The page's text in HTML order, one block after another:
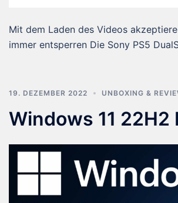
Mit dem Laden des Videos
immer entsperren Die Sony PS5
19. DEZEMBER 2022 UNBOXING &
Windows 11 22H2